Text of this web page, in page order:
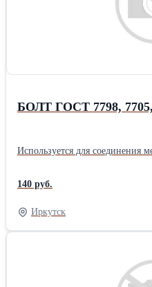
уникальной хрустящей
ороговевших участков кожи:
БОЛТ ГОСТ 7798, 7705,
Используется для соединения
140 руб.
Иркутск